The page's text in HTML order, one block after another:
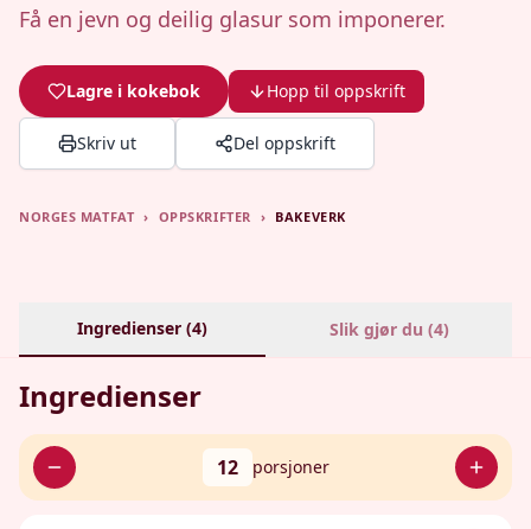
Få en jevn og deilig glasur som imponerer.
Lagre i kokebok Hopp til oppskrift
Skriv ut Del oppskrift
NORGES MATFAT › OPPSKRIFTER › BAKEVERK
Ingredienser (4) Slik gjør du (4)
Ingredienser
12 porsjoner